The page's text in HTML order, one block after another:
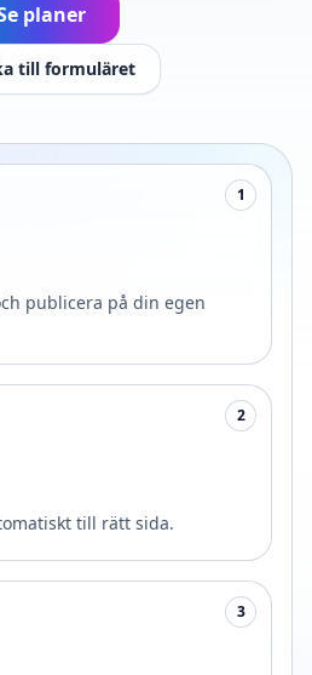
planer
till formuläret
1
publicera på din egen
2
till rätt sida.
3